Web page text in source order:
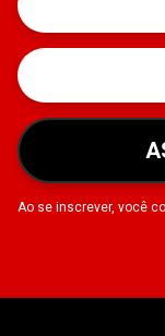
Ao se inscrever, você